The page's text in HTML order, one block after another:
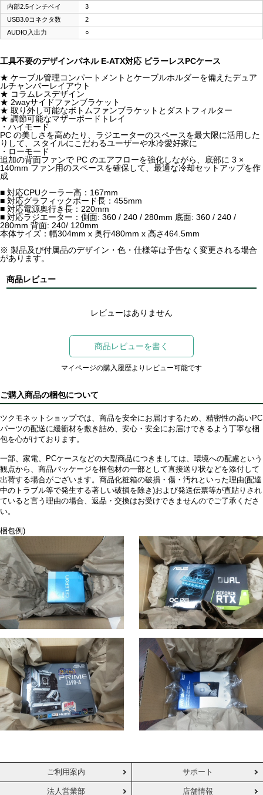
内部2.5インチベイ
3
USB3.0コネクタ数
2
AUDIO入出力
○
工具不要のデザインパネル E-ATX対応 ピラーレスPCケース
★ ケーブル管理コンパートメントとケーブルホルダーを備えたデュア
ルチャンバーレイアウト
★ コラムレスデザイン
★ 2wayサイドファンブラケット
★ 取り外し可能なボトムファンブラケットとダストフィルター
★ 調節可能なマザーボードトレイ
・ハイモード
PC の美しさを高めたり、ラジエーターのスペースを最大限に活用した
りして、スタイルにこだわるユーザーや水冷愛好家に
・ローモード
追加の背面ファンで PC のエアフローを強化しながら、底部に 3 ×
140mm ファン用のスペースを確保して、最適な冷却セットアップを作
成
■ 対応CPUクーラー高：167mm
■ 対応グラフィックボード長：455mm
■ 対応電源奥行き長：220mm
■ 対応ラジエーター：側面: 360 / 240 / 280mm 底面: 360 / 240 /
280mm 背面: 240/ 120mm
本体サイズ：幅304mm x 奥行480mm x 高さ464.5mm
※ 製品及び付属品のデザイン・色・仕様等は予告なく変更される場合
があります。
商品レビュー
レビューはありません
商品レビューを書く
マイページの購入履歴よりレビュー可能です
ご購入商品の梱包について
ツクモネットショップでは、商品を安全にお届けするため、精密性の高いPC
パーツの配送に緩衝材を敷き詰め、安心・安全にお届けできるよう丁寧な梱
包を心がけております。
一部、家電、PCケースなどの大型商品につきましては、環境への配慮という
観点から、商品パッケージを梱包材の一部として直接送り状などを添付して
出荷する場合がございます。商品化粧箱の破損・傷・汚れといった理由(配達
中のトラブル等で発生する著しい破損を除き)および発送伝票等が直貼りされ
ていると言う理由の場合、返品・交換はお受けできませんのでご了承くださ
い。
梱包例)
ご利用案内 サポート
法人営業部 店舗情報